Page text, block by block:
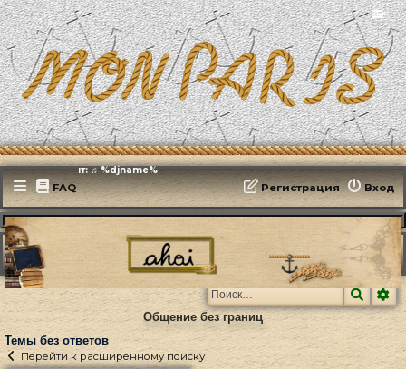
📻
FAQ Вход
Регистрация
Эфирит: ♫ %djname%
MonParis2025 ФОРУМ Поиск Темы без ответов
Поиск
Общение без границ
Темы без ответов
Перейти к расширенному поиску